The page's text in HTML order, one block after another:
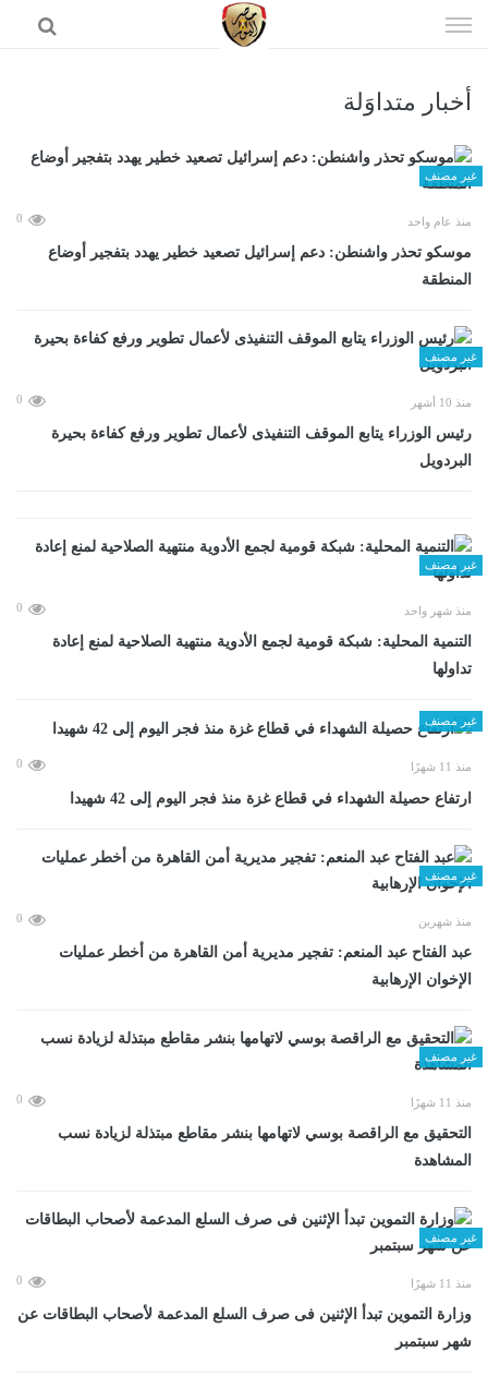
الى
أخبار متداوَلة
غير مصنف
منذ عام واحد 0
موسكو تحذر واشنطن: دعم إسرائيل تصعيد خطير يهدد بتفجير أوضاع
المنطقة
غير مصنف
منذ 10 أشهر 0
رئيس الوزراء يتابع الموقف التنفيذى لأعمال تطوير ورفع كفاءة بحيرة
البردويل
غير مصنف
منذ شهر واحد 0
التنمية المحلية: شبكة قومية لجمع الأدوية منتهية الصلاحية لمنع إعادة
تداولها
غير مصنف
منذ 11 شهرًا 0
ارتفاع حصيلة الشهداء في قطاع غزة منذ فجر اليوم إلى 42 شهيدا
غير مصنف
منذ شهرين 0
عبد الفتاح عبد المنعم: تفجير مديرية أمن القاهرة من أخطر عمليات
الإخوان الإرهابية
غير مصنف
منذ 11 شهرًا 0
التحقيق مع الراقصة بوسي لاتهامها بنشر مقاطع مبتذلة لزيادة نسب
المشاهدة
غير مصنف
منذ 11 شهرًا 0
وزارة التموين تبدأ الإثنين فى صرف السلع المدعمة لأصحاب البطاقات عن
شهر سبتمبر